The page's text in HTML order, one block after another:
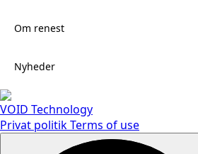
Om renest
Nyheder
VOID Technology
Privat politikTerms of use